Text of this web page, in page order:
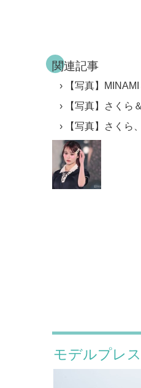
関連記事
【写真】
【写真】さくら
【写真】さくら
モデルプレス